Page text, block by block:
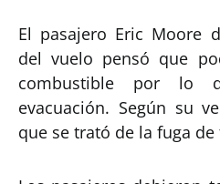
El pasajero Eric Moore
del vuelo pensó que
combustible por lo
evacuación. Según su
que se trató de la fuga